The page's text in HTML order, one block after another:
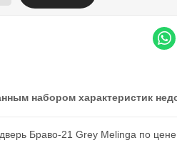
набором характеристик
Браво-21 Grey Melinga по цене